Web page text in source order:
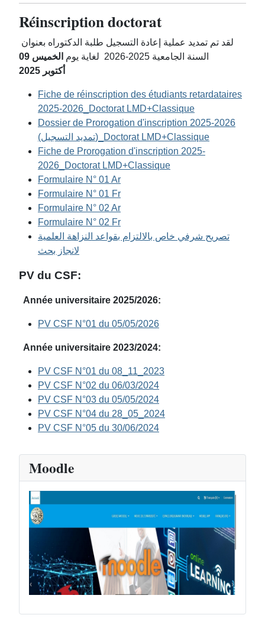
Réinscription doctorat
السنة الجامعية 2025-2026 لغاية يوم
الخميس 09
أكتوبر 2025
Fiche de réinscription des étudiants retardataires
2025-2026_Doctorat LMD+Classique
Dossier de Prorogation d'inscription 2025-2026
(تمديد التسجيل)_Doctorat LMD+Classique
Fiche de Prorogation d'inscription 2025-
2026_Doctorat LMD+Classique
Formulaire N° 01 Ar
Formulaire N° 01 Fr
Formulaire N° 02 Ar
Formulaire N° 02 Fr
تصريح شرفي خاص بالالتزام بقواعد النزاهة العلمية
لانجاز بحث
PV du CSF:
Année universitaire 2025/2026:
PV CSF N°01 du 05/05/2026
Année universitaire 2023/2024:
PV CSF N°01 du 08_11_2023
PV CSF N°02 du 06/03/2024
PV CSF N°03 du 05/05/2024
PV CSF N°04 du 28_05_2024
PV CSF N°05 du 30/06/2024
Moodle